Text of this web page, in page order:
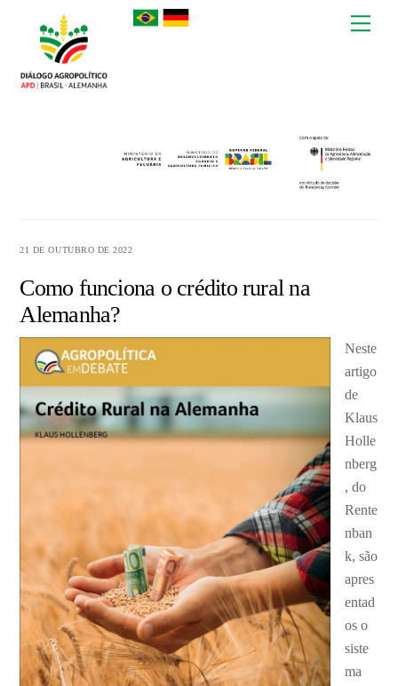
21 DE OUTUBRO DE 2022
Como funciona o crédito rural na
Alemanha?
Neste
artigo
de
Klaus
Holle
nberg
, do
Rente
nban
k, são
apres
entad
os o
siste
ma